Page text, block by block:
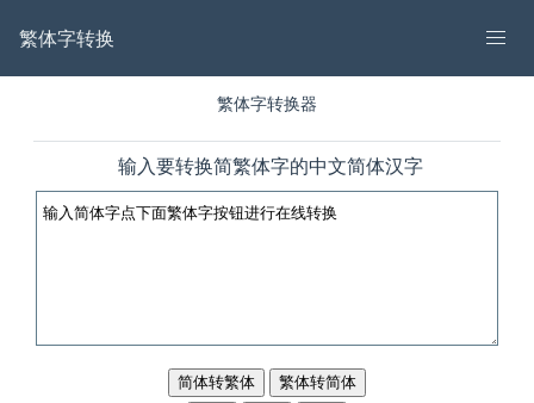
繁体字转换
繁体字转换器
输入要转换简繁体字的中文简体汉字